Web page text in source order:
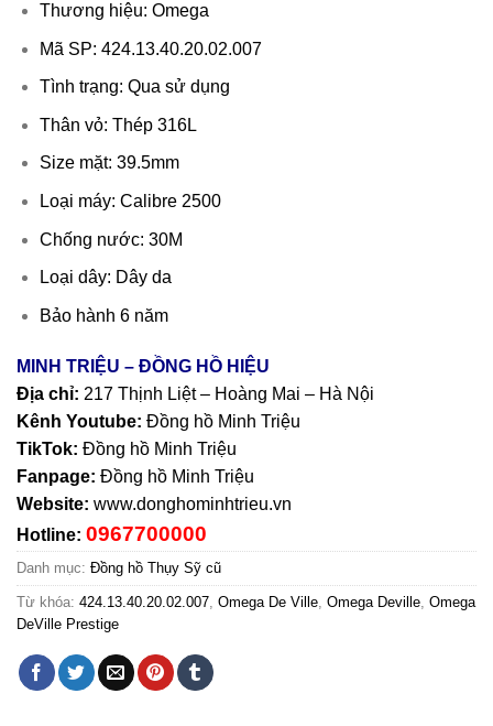
Thương hiệu: Omega
Mã SP: 424.13.40.20.02.007
Tình trạng: Qua sử dụng
Thân vỏ: Thép 316L
Size mặt: 39.5mm
Loại máy: Calibre 2500
Chống nước: 30M
Loại dây: Dây da
Bảo hành 6 năm
MINH TRIỆU – ĐỒNG HỒ HIỆU
Địa chỉ: 217 Thịnh Liệt – Hoàng Mai – Hà Nội
Kênh Youtube: Đồng hồ Minh Triệu
TikTok: Đồng hồ Minh Triệu
Fanpage: Đồng hồ Minh Triệu
Website: www.donghominhtrieu.vn
Hotline: 0967700000
Danh mục: Đồng hồ Thụy Sỹ cũ
Từ khóa: 424.13.40.20.02.007 Omega De Ville Omega Deville Omega
DeVille Prestige